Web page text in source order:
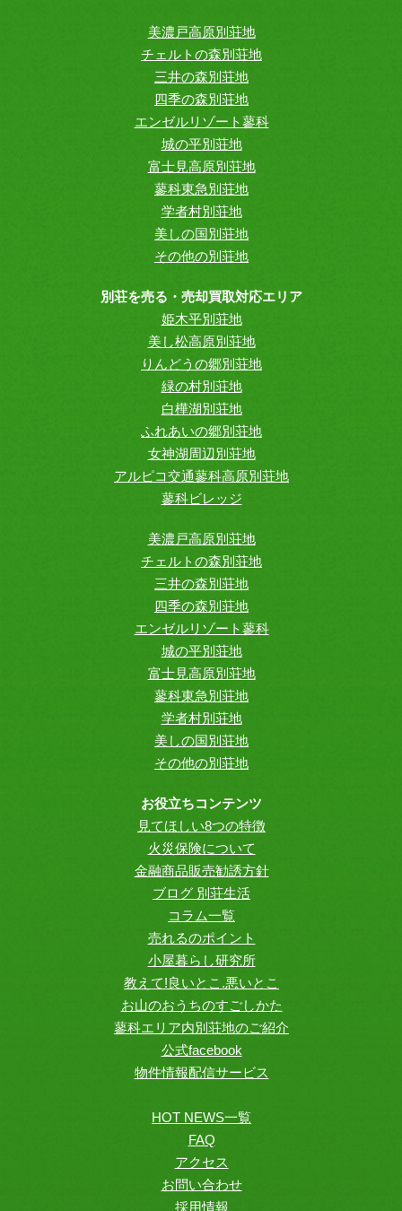
美濃戸高原別荘地
チェルトの森別荘地
三井の森別荘地
四季の森別荘地
エンゼルリゾート蓼科
城の平別荘地
富士見高原別荘地
蓼科東急別荘地
学者村別荘地
美しの国別荘地
その他の別荘地
別荘を売る・売却買取対応エリア
姫木平別荘地
美し松高原別荘地
りんどうの郷別荘地
緑の村別荘地
白樺湖別荘地
ふれあいの郷別荘地
女神湖周辺別荘地
アルピコ交通蓼科高原別荘地
蓼科ビレッジ
美濃戸高原別荘地
チェルトの森別荘地
三井の森別荘地
四季の森別荘地
エンゼルリゾート蓼科
城の平別荘地
富士見高原別荘地
蓼科東急別荘地
学者村別荘地
美しの国別荘地
その他の別荘地
お役立ちコンテンツ
見てほしい8つの特徴
火災保険について
金融商品販売勧誘方針
ブログ 別荘生活
コラム一覧
売れるのポイント
小屋暮らし研究所
教えて!良いとこ.悪いとこ
お山のおうちのすごしかた
蓼科エリア内別荘地のご紹介
公式facebook
物件情報配信サービス
HOT NEWS一覧
FAQ
アクセス
お問い合わせ
採用情報